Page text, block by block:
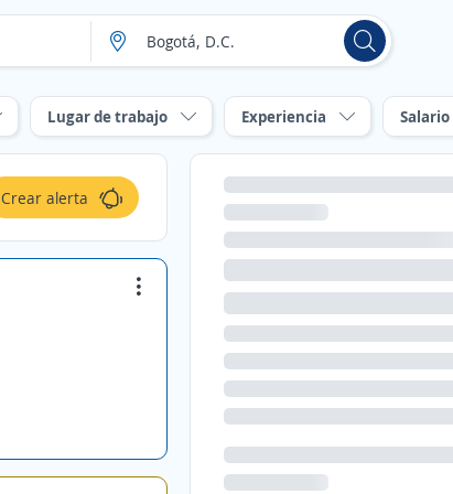
Lugar de trabajo Experiencia Salario
Crear alerta